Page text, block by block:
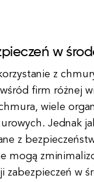
w
z
firm różnej
wiele
Jednak
z
mogą
zabezpieczeń w